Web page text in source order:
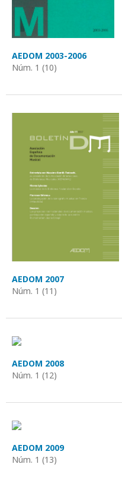
AEDOM 2003-2006
Núm. 1 (10)
AEDOM 2007
Núm. 1 (11)
AEDOM 2008
Núm. 1 (12)
AEDOM 2009
Núm. 1 (13)